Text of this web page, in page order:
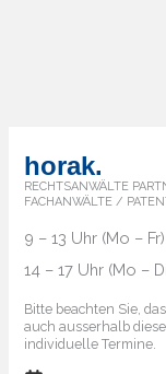
horak.
RECHTSANWÄLTE
FACHANWÄLTE /
9 – 13 Uhr (Mo – Fr)
14 – 17 Uhr (Mo –
Bitte beachten Sie,
auch ausserhalb
individuelle Termine.